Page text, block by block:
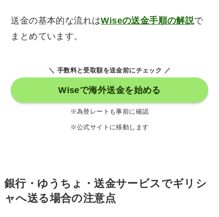
送金の基本的な流れはWiseの送金手順の解説で
まとめています。
＼ 手数料と受取額を送金前にチェック ／
Wiseで海外送金を始める
※為替レートも事前に確認
※公式サイトに移動します
銀行・ゆうちょ・送金サービスでギリシ
ャへ送る場合の注意点